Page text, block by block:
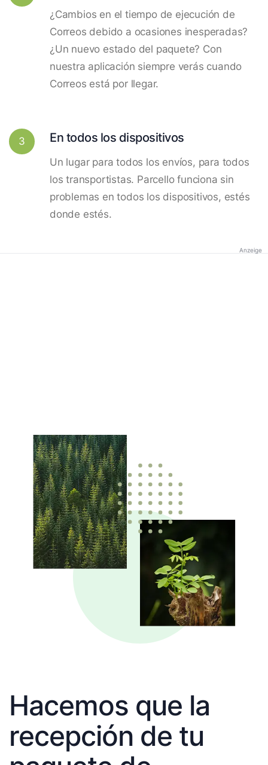
¿Cambios en el tiempo de ejecución de
Correos debido a ocasiones inesperadas?
¿Un nuevo estado del paquete? Con
nuestra aplicación siempre verás cuando
Correos está por llegar.
3 En todos los dispositivos
Un lugar para todos los envíos, para todos
los transportistas. Parcello funciona sin
problemas en todos los dispositivos, estés
donde estés.
Anzeige
Hacemos que la
recepción de tu